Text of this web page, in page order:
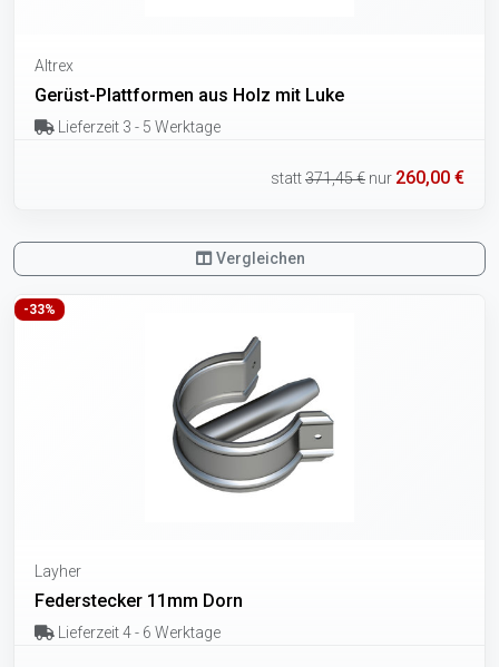
Altrex
Gerüst-Plattformen aus Holz mit Luke
Lieferzeit 3 - 5 Werktage
statt371,45 € nur 260,00 €
Vergleichen
-33%
Layher
Federstecker 11mm Dorn
Lieferzeit 4 - 6 Werktage